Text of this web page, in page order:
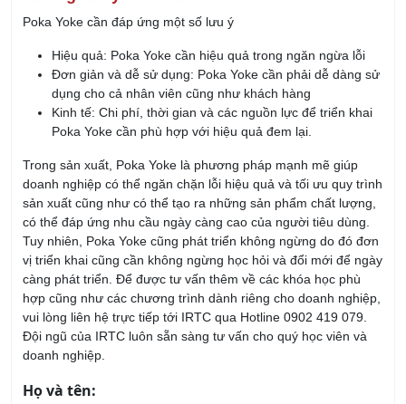
21/08/2026
Khóa học Kỹ Năng Chăm Sóc Khách Hàng
13/08/2026
Khóa học Kỹ năng Huấn Luyện Đội Ngũ Bán
Hàng
Khóa học Giám Sát Bán Hàng Chuyên Nghiệp
20/08/2026
Khóa học ASM - Quản lý Kinh Doanh Khu Vực
20/08/2026
Khóa học Tư Duy Dịch Vụ Khách Hàng
13/08/2026
Khóa Học Kỹ Năng Tư Vấn Bán Hàng Chuyên
Nghiệp